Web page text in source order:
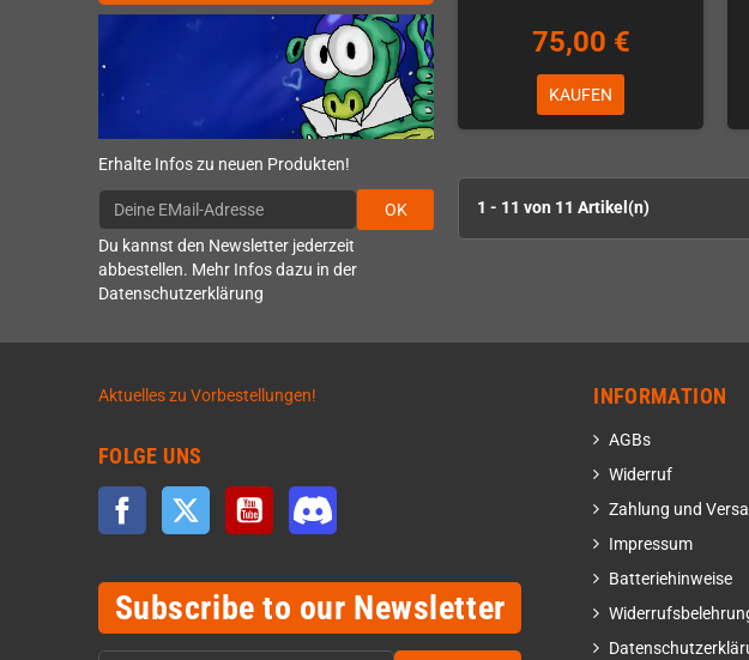
Erhalte Infos zu neuen Produkten!
OK
Du kannst den Newsletter jederzeit
abbestellen. Mehr Infos dazu in der
Datenschutzerklärung
75,00 €
KAUFEN
1 - 11 von 11 Artikel(n)
Aktuelles zu Vorbestellungen!
FOLGE UNS
Facebook Twitter YouTube
Subscribe to our Newsletter
INFORMATION
AGBs
Widerruf
Zahlung und
Impressum
Batteriehinweise